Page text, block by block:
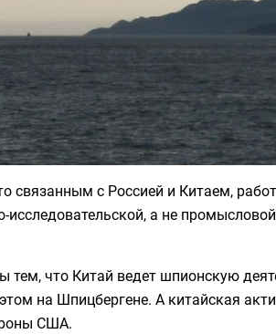
связанным с Россией и Китаем,
а не
что Китай ведет шпионскую
на Шпицбергене. А китайская
США.